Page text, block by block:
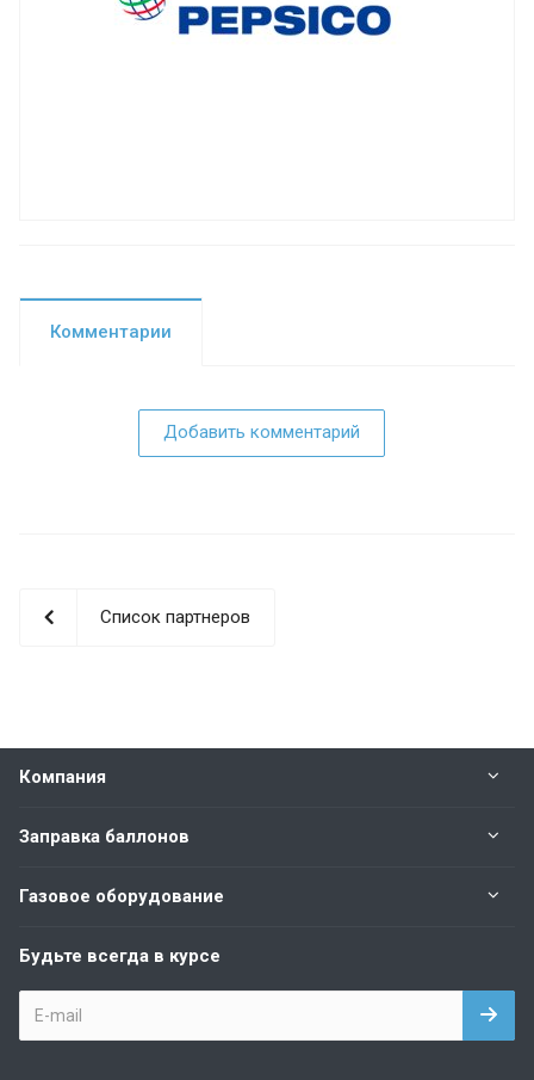
Комментарии
Добавить комментарий
Список партнеров
Компания
Заправка баллонов
Газовое оборудование
Будьте всегда в курсе